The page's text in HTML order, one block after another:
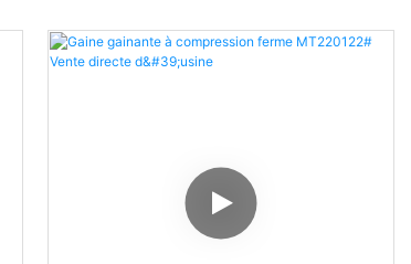
fessier, effet BBL